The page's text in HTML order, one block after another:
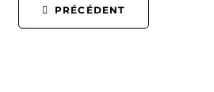
PRÉCÉDENT